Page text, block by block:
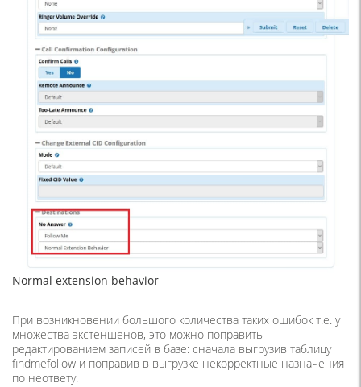
Normal extension behavior
При возникновении большого количества таких ошибок т.е. у
множества экстеншенов, это можно поправить
редактированием записей в базе: сначала выгрузив таблицу
findmefollow и поправив в выгрузке некорректные назначения
по неответу.